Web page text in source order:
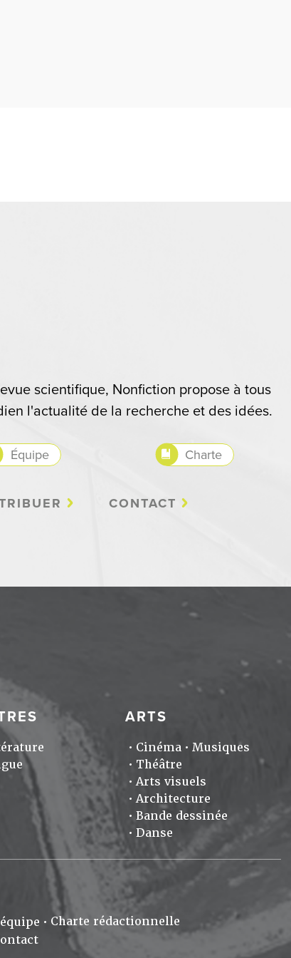
scientifique, Nonfiction propose à tous
l'actualité de la recherche et des idées.
Équipe Charte
CONTACT
ARTS
Cinéma
Musiques
Théâtre
Arts visuels
Architecture
Bande dessinée
Danse
Charte rédactionnelle